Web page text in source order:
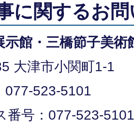
に関するお
示館・三橋節子美術
大津市小関町1-1
077-523-5101
番号：077-523-5101